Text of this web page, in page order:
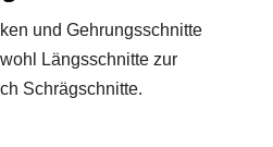
und Gehrungsschnitte
Längsschnitte zur
Schrägschnitte.